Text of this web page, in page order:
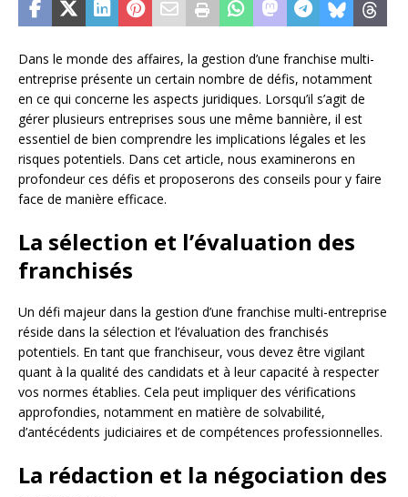
Dans le monde des affaires, la gestion d’une franchise multi-
entreprise présente un certain nombre de défis, notamment
en ce qui concerne les aspects juridiques. Lorsqu’il s’agit de
gérer plusieurs entreprises sous une même bannière, il est
essentiel de bien comprendre les implications légales et les
risques potentiels. Dans cet article, nous examinerons en
profondeur ces défis et proposerons des conseils pour y faire
face de manière efficace.
La sélection et l’évaluation des
franchisés
Un défi majeur dans la gestion d’une franchise multi-entreprise
réside dans la sélection et l’évaluation des franchisés
potentiels. En tant que franchiseur, vous devez être vigilant
quant à la qualité des candidats et à leur capacité à respecter
vos normes établies. Cela peut impliquer des vérifications
approfondies, notamment en matière de solvabilité,
d’antécédents judiciaires et de compétences professionnelles.
La rédaction et la négociation des